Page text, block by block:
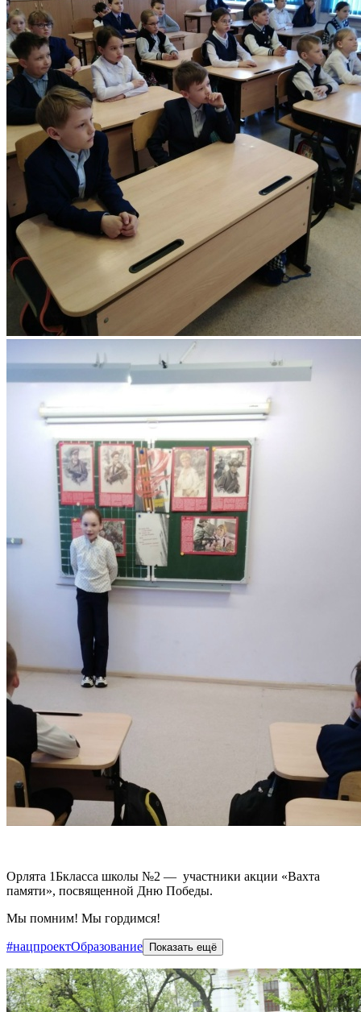
Орлята 1Бкласса школы №2 — участники акции «Вахта
памяти», посвященной Дню Победы.
Мы помним! Мы гордимся!
#нацпроектОбразование Показать ещё